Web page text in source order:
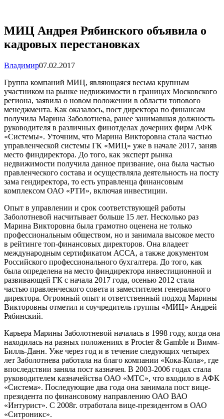
МИЦ Андрея Рябинского объявила о
кадровых перестановках
Владимир07.02.2017
Группа компаний МИЦ, являющаяся весьма крупным
участником на рынке недвижимости в границах Московского
региона, заявила о новом положении в области топового
менеджмента. Как оказалось, пост директора по финансам
получила Марина Заболотнева, ранее занимавшая должность
руководителя в различных финотделах дочерних фирм АФК
«Системы». Уточним, что Марина Викторовна стала частью
управленческой системы ГК «МИЦ» уже в начале 2017, заняв
место финдиректора. До того, как эксперт рынка
недвижимости получила данное призвание, она была частью
правленческого состава и осуществляла деятельность на посту
зама гендиректора, то есть управленца финансовым
комплексом ОАО «РТИ», включая инвестиции.
Опыт в управлении и срок соответствующей работы
Заболотневой насчитывает больше 15 лет. Несколько раз
Марина Викторовна была грамотно оценена не только
профессиональным обществом, но и занимала высокое место
в рейтинге топ-финансовых директоров. Она владеет
международным сертификатом АССА, а также документом
Российского профессионального бухгалтера. До того, как
была определена на место финдиректора инвестиционной и
развивающей ГК с начала 2017 года, осенью 2012 стала
частью правленческого совета и заместителем генерального
директора. Огромный опыт и ответственный подход Марины
Викторовны отметил и соучредитель группы «МИЦ» Андрей
Рябинский.
Карьера Марины Заболотневой началась в 1998 году, когда она
находилась на разных положениях в Procter & Gamble и Вимм-
Билль-Данн. Уже через год и в течение следующих четырех
лет Заболотнева работала на благо компании «Кока-Кола», где
впоследствии заняла пост казначея. В 2003-2006 годах стала
руководителем казначейства ОАО «МТС», что входило в АФК
«Система». Последующие два года она занимала пост вице-
президента по финансовому направлению ОАО ВАО
«Интурист». С 2008г. отработала вице-президентом в ОАО
«Ситроникс».